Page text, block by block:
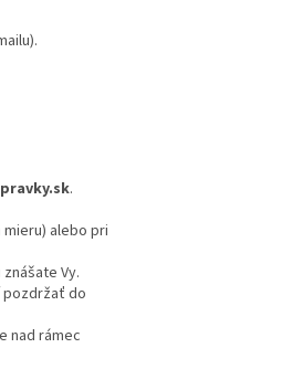
.
alebo pri
Vy.
pozdržať do
nad rámec